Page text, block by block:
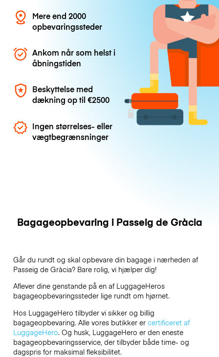
Mere end 2000
opbevaringssteder
Ankom når som helst i
åbningstiden
Beskyttelse med
dækning op til€2500
Ingen størrelses- eller
vægtbegrænsninger
Bagageopbevaring i Passeig de Gràcia
Går du rundt og skal opbevare din bagage i nærheden af
Passeig de Gràcia? Bare rolig, vi hjælper dig!
Aflever dine genstande på en af LuggageHeros
bagageopbevaringssteder lige rundt om hjørnet.
Hos LuggageHero tilbyder vi sikker og billig
bagageopbevaring. Alle vores butikker er certificeret af
LuggageHero. Og husk, LuggageHero er den eneste
bagageopbevaringsservice, der tilbyder både time- og
dagspris for maksimal fleksibilitet.